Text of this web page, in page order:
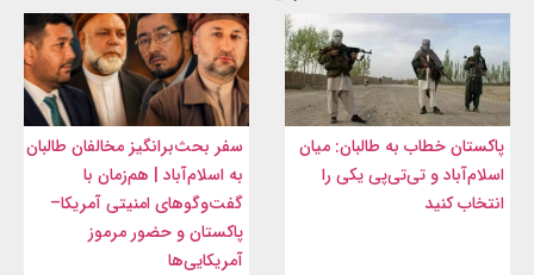
پاکستان خطاب به طالبان: میان
اسلام‌آباد و تی‌تی‌پی یکی را
انتخاب کنید
سفر بحث‌برانگیز مخالفان طالبان
به اسلام‌آباد | هم‌زمان با
گفت‌وگوهای امنیتی آمریکا–
پاکستان و حضور مرموز
آمریکایی‌ها